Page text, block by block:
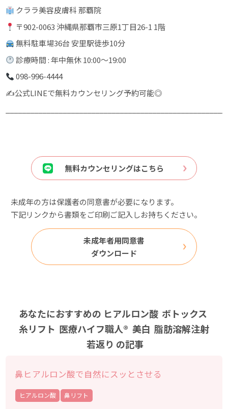
クララ美容皮膚科 那覇院
〒902-0063 沖縄県那覇市三原1丁目26-1 1階
無料駐車場36台 安里駅徒歩10分
診療時間 : 年中無休 10:00〜19:00
098-996-4444
✍️公式LINEで無料カウンセリング予約可能◎
無料カウンセリングはこちら
未成年の方は保護者の同意書が必要になります。
下記リンクから書類をご印刷ご記入しお持ちください。
未成年者用同意書
ダウンロード
あなたにおすすめの ヒアルロン酸 ボトックス
糸リフト 医療ハイフ職人® 美白 脂肪溶解注射
若返り の記事
鼻ヒアルロン酸で自然にスッとさせる
ヒアルロン酸 鼻リフト